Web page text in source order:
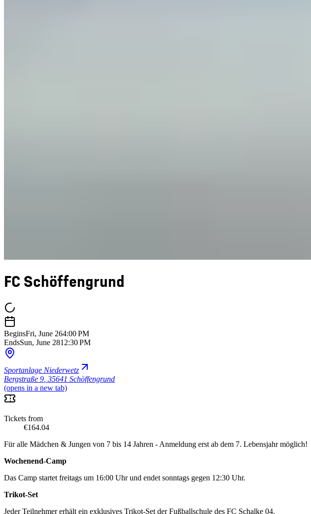
FC Schöffengrund
BeginsFri, June 264:00 PM
EndsSun, June 2812:30 PM
Sportanlage Niederwetz
Bergstraße 9 35641 Schöffengrund
(opens in a new tab)
Tickets from
€164.04
Für alle Mädchen & Jungen von 7 bis 14 Jahren - Anmeldung erst ab dem 7. Lebensjahr möglich!
Wochenend-Camp
Das Camp startet freitags um 16:00 Uhr und endet sonntags gegen 12:30 Uhr.
Trikot-Set
Jeder Teilnehmer erhält ein exklusives Trikot-Set der Fußballschule des FC Schalke 04.